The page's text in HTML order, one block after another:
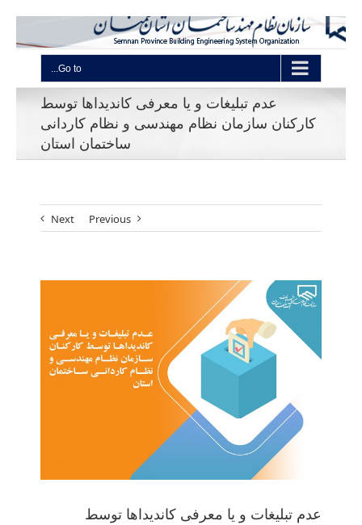
Go to...
عدم تبلیغات و یا معرفی کاندیداها توسط
کارکنان سازمان نظام مهندسی و نظام کاردانی
ساختمان استان
Previous
Next
View
Larger
عدم تبلیغات و یا معرفی کاندیداها توسط